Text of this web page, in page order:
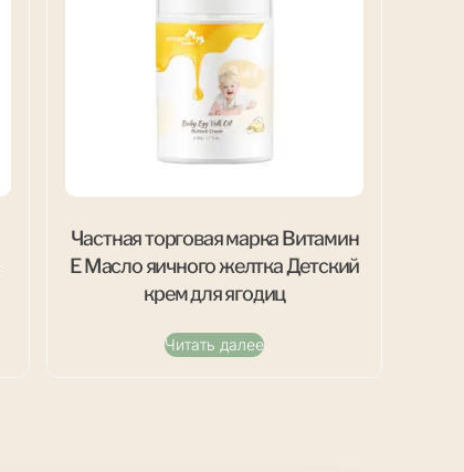
Частная торговая марка Витамин
Е Масло яичного желтка Детский
крем для ягодиц
Читать далее